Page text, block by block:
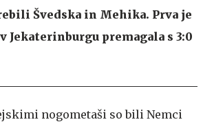
Švedska in Mehika. Prva je
Jekaterinburgu premagala s 3:0
nogometaši so bili Nemci